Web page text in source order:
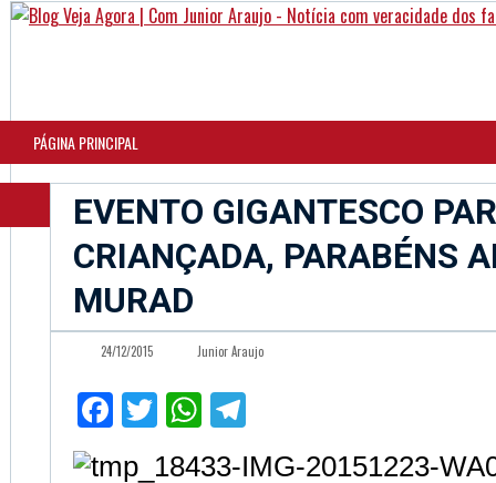
PÁGINA PRINCIPAL
EVENTO GIGANTESCO
CRIANÇADA, PARABÉNS
MURAD
24/12/2015 Junior Araujo
Facebook
TwitterWhatsApp